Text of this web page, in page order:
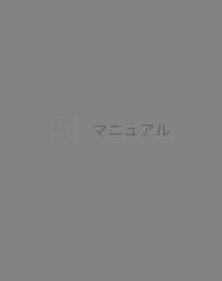
この資料を選択
マニュアル